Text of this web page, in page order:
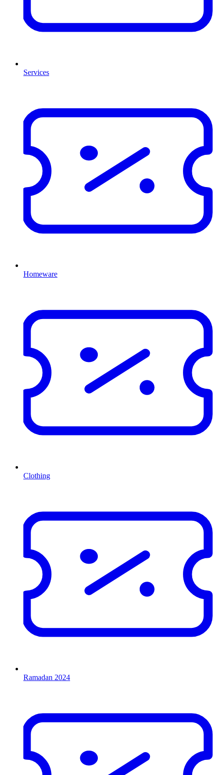
Services
Homeware
Clothing
Ramadan 2024